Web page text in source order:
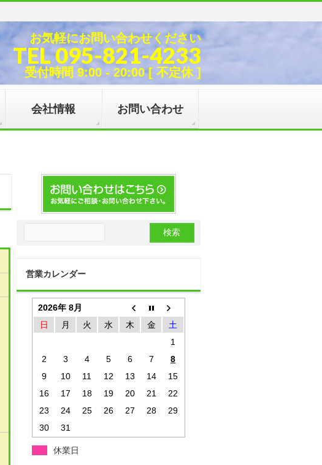
お気軽にお問い合わせください
TEL 095-821-4233
受付時間 9:00 - 20:00 [ 不定休 ]
会社情報 お問い合わせ
営業カレンダー
2026年 8月
日
月 火 水 木 金
土
1
2
3 4 5 6 7
8
9
10 11 12 13 14
15
16
17 18 19 20 21
22
23
24 25 26 27 28
29
30
31
休業日